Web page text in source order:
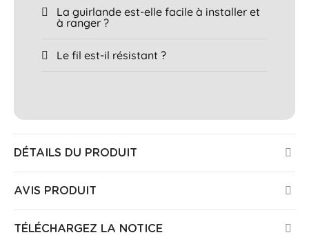
La guirlande est-elle facile à installer et
à ranger ?
Le fil est-il résistant ?
DÉTAILS DU PRODUIT
AVIS PRODUIT
TÉLÉCHARGEZ LA NOTICE